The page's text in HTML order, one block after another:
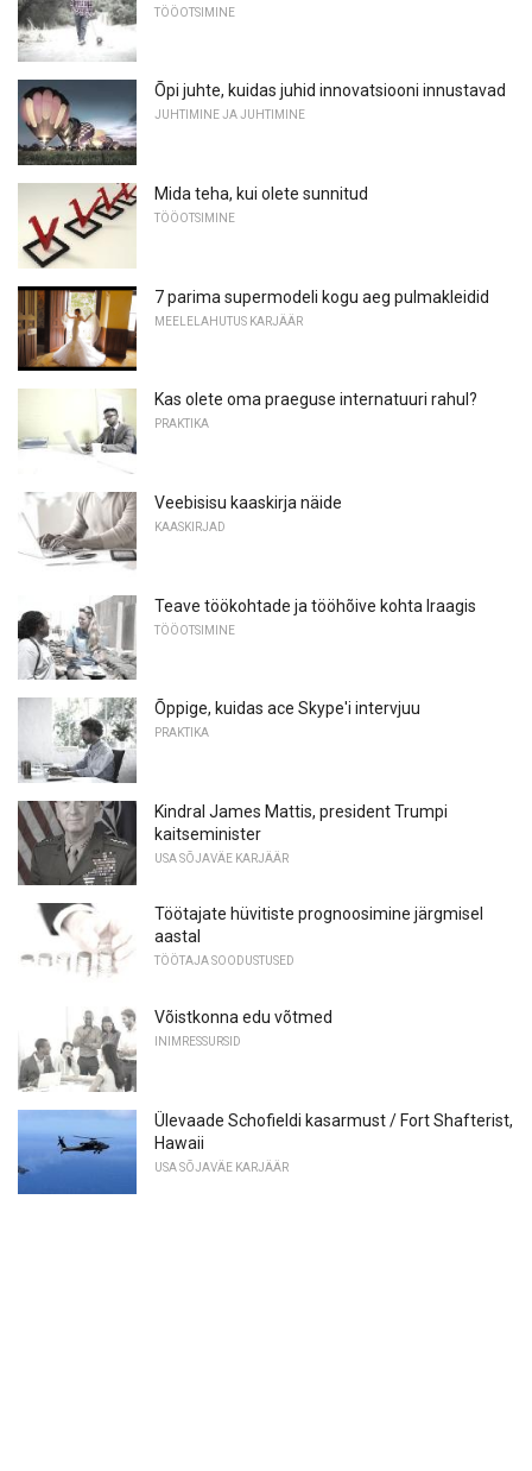
TÖÖOTSIMINE
Õpi juhte, kuidas juhid innovatsiooni innustavad
JUHTIMINE JA JUHTIMINE
Mida teha, kui olete sunnitud
TÖÖOTSIMINE
7 parima supermodeli kogu aeg pulmakleidid
MEELELAHUTUS KARJÄÄR
Kas olete oma praeguse internatuuri rahul?
PRAKTIKA
Veebisisu kaaskirja näide
KAASKIRJAD
Teave töökohtade ja tööhõive kohta Iraagis
TÖÖOTSIMINE
Õppige, kuidas ace Skype'i intervjuu
PRAKTIKA
Kindral James Mattis, president Trumpi
kaitseminister
USA SÕJAVÄE KARJÄÄR
Töötajate hüvitiste prognoosimine järgmisel
aastal
TÖÖTAJA SOODUSTUSED
Võistkonna edu võtmed
INIMRESSURSID
Ülevaade Schofieldi kasarmust / Fort Shafterist,
Hawaii
USA SÕJAVÄE KARJÄÄR